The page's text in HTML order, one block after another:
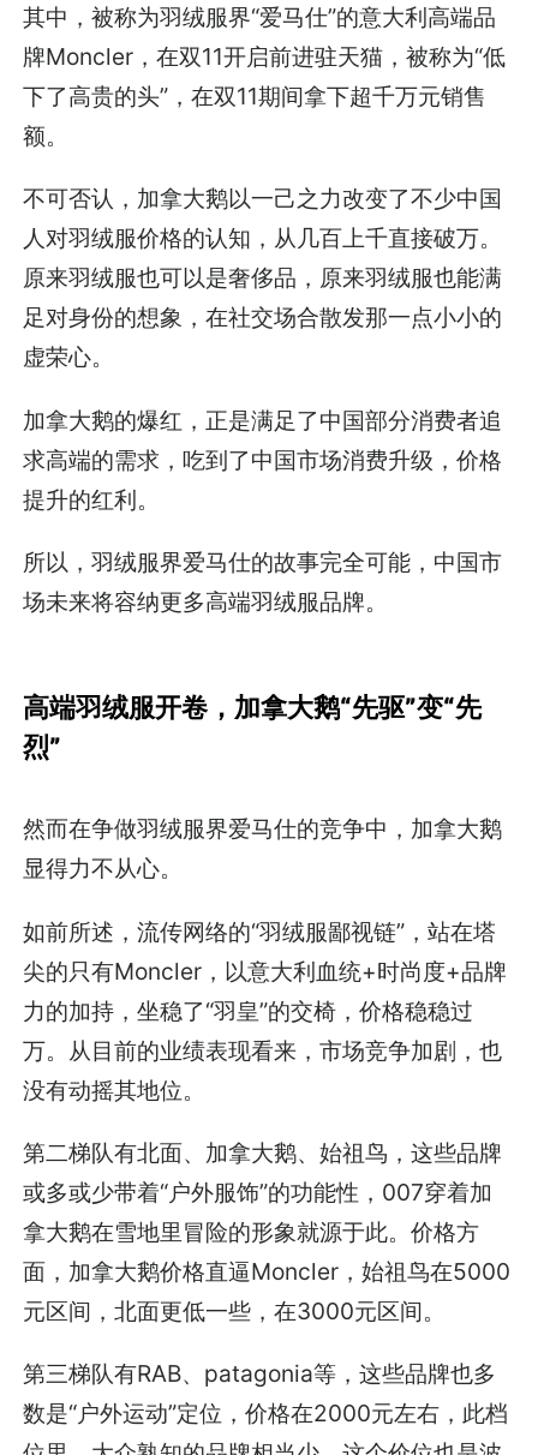
其中，被称为羽绒服界“爱马仕”的意大利高端品
牌Moncler，在双11开启前进驻天猫，被称为“低
下了高贵的头”，在双11期间拿下超千万元销售
额。
不可否认，加拿大鹅以一己之力改变了不少中国
人对羽绒服价格的认知，从几百上千直接破万。
原来羽绒服也可以是奢侈品，原来羽绒服也能满
足对身份的想象，在社交场合散发那一点小小的
虚荣心。
加拿大鹅的爆红，正是满足了中国部分消费者追
求高端的需求，吃到了中国市场消费升级，价格
提升的红利。
所以，羽绒服界爱马仕的故事完全可能，中国市
场未来将容纳更多高端羽绒服品牌。
高端羽绒服开卷，加拿大鹅“先驱”变“先
烈”
然而在争做羽绒服界爱马仕的竞争中，加拿大鹅
显得力不从心。
如前所述，流传网络的“羽绒服鄙视链”，站在塔
尖的只有Moncler，以意大利血统+时尚度+品牌
力的加持，坐稳了“羽皇”的交椅，价格稳稳过
万。从目前的业绩表现看来，市场竞争加剧，也
没有动摇其地位。
第二梯队有北面、加拿大鹅、始祖鸟，这些品牌
或多或少带着“户外服饰”的功能性，007穿着加
拿大鹅在雪地里冒险的形象就源于此。价格方
面，加拿大鹅价格直逼Moncler，始祖鸟在5000
元区间，北面更低一些，在3000元区间。
第三梯队有RAB、patagonia等，这些品牌也多
数是“户外运动”定位，价格在2000元左右，此档